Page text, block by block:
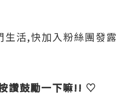
生活,快加入粉絲團發露
讚鼓勵一下嘛!! ♡